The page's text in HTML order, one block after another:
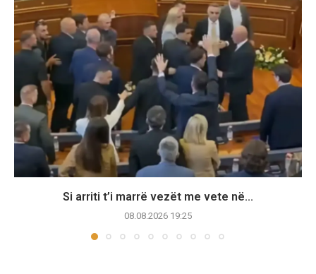
Si arriti t’i marrë vezët me vete në...
08.08.2026 19:25